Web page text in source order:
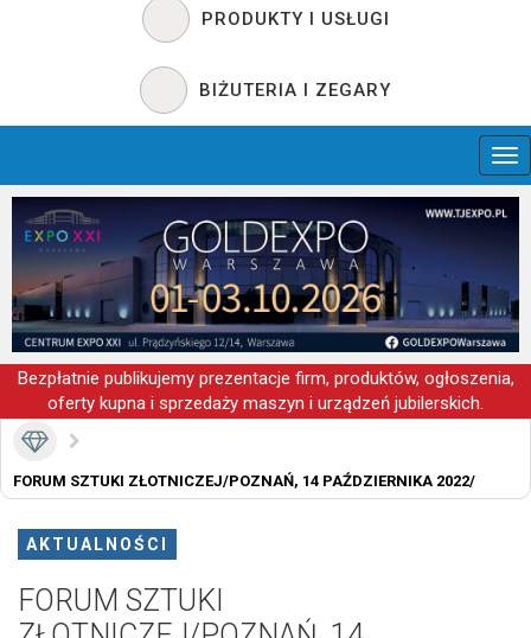
PRODUKTY I USŁUGI
BIŻUTERIA I ZEGARY
Bezpłatnie publikujemy prezentacje firm, produktów, ogłoszenia,
oferty kupna i sprzedaży maszyn i urządzeń jubilerskich.
FORUM SZTUKI ZŁOTNICZEJ/POZNAŃ, 14 PAŹDZIERNIKA 2022/
AKTUALNOŚCI
FORUM SZTUKI